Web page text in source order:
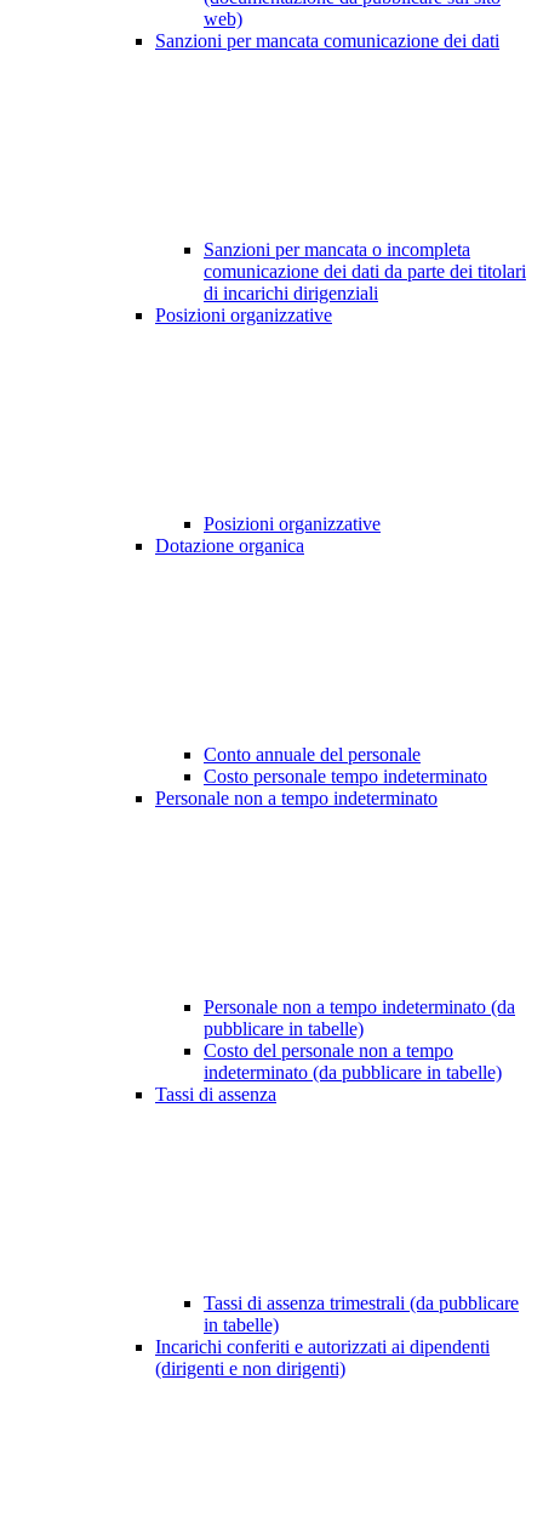
web)
Sanzioni per mancata comunicazione dei dati
Sanzioni per mancata o incompleta
comunicazione dei dati da parte dei titolari
di incarichi dirigenziali
Posizioni organizzative
Posizioni organizzative
Dotazione organica
Conto annuale del personale
Costo personale tempo indeterminato
Personale non a tempo indeterminato
Personale non a tempo indeterminato (da
pubblicare in tabelle)
Costo del personale non a tempo
indeterminato (da pubblicare in tabelle)
Tassi di assenza
Tassi di assenza trimestrali (da pubblicare
in tabelle)
Incarichi conferiti e autorizzati ai dipendenti
(dirigenti e non dirigenti)